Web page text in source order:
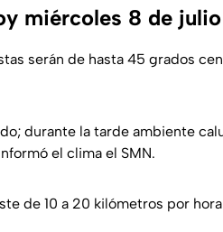
miércoles 8 de julio
serán de hasta 45 grados
durante la tarde ambiente
el clima el SMN.
de 10 a 20 kilómetros por